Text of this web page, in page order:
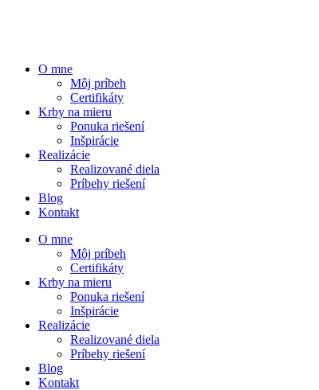
O mne
Môj príbeh
Certifikáty
Krby na mieru
Ponuka riešení
Inšpirácie
Realizácie
Realizované diela
Príbehy riešení
Blog
Kontakt
O mne
Môj príbeh
Certifikáty
Krby na mieru
Ponuka riešení
Inšpirácie
Realizácie
Realizované diela
Príbehy riešení
Blog
Kontakt